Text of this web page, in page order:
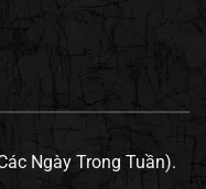
Ngày Trong Tuần).